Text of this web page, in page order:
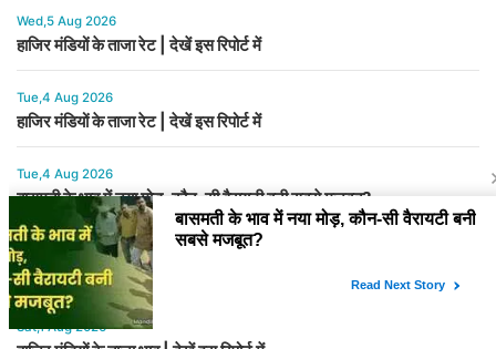
Wed,5 Aug 2026
हाजिर मंडियों के ताजा रेट | देखें इस रिपोर्ट में
Tue,4 Aug 2026
हाजिर मंडियों के ताजा रेट | देखें इस रिपोर्ट में
Tue,4 Aug 2026
बासमती के भाव में नया मोड़, कौन-सी वैरायटी बनी सबसे मजबूत?
Sat,1 Aug 2026
बासमती चावल के नए भाव जारी कर दिए गए है | देखें इस रिपोर्ट में
Sat,1 Aug 2026